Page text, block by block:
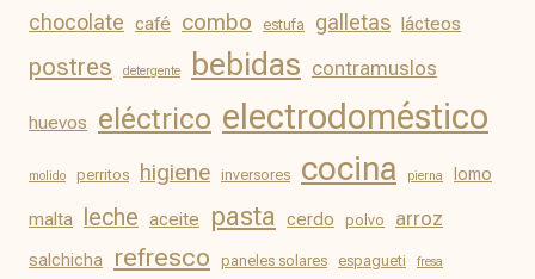
chocolate café combo estufa galletas lácteos
postres detergente bebidas contramuslos
huevos eléctrico electrodoméstico
molido perritos higiene inversores cocina pierna lomo
malta leche aceite pasta cerdo polvo arroz
salchicha refresco paneles solares espagueti fresa